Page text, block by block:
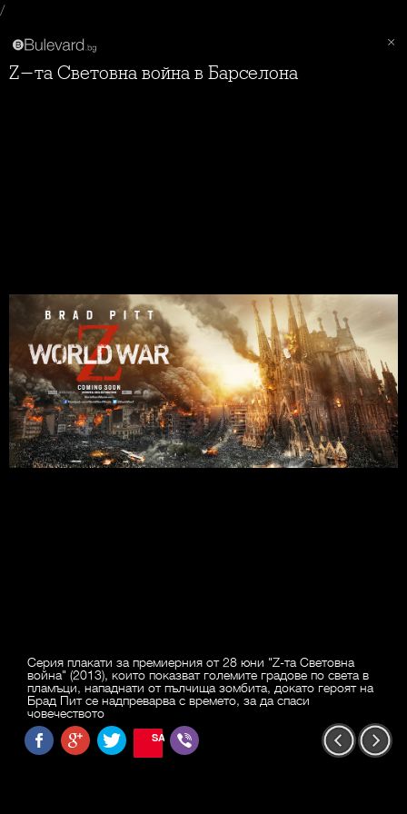
/
Z-та Световна война в Барселона
Серия плакати за премиерния от 28 юни "Z-та Световна
война" (2013), които показват големите градове по света в
пламъци, нападнати от пълчища зомбита, докато героят на
Брад Пит се надпреварва с времето, за да спаси
човечеството
SAVE